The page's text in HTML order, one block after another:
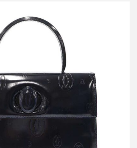
バースデー ターンロックハンドバッグ
買取金額12,000円
詳しく見る